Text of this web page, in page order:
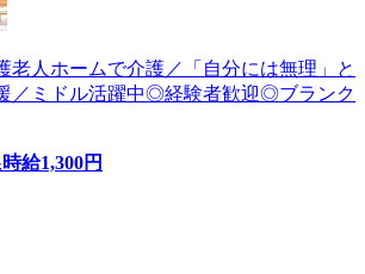
老人ホームで介護／「自分には無理」と
／ミドル活躍中◎経験者歓迎◎ブランク
時給1,300円